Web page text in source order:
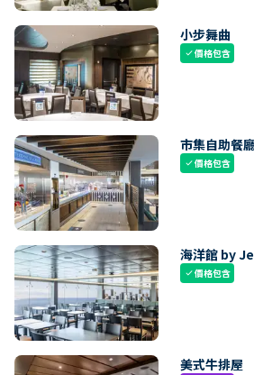
小步舞曲
check價格包含
市集自助餐
check價格包含
海洋館 by
check價格包含
美式牛排屋